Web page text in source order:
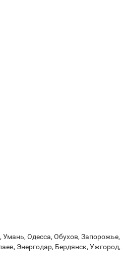
Одесса, Обухов,
Энергодар, Бердянск, Ужгород,